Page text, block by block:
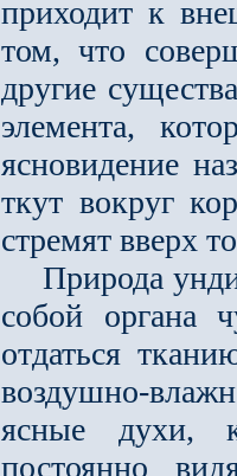
приходит к
том, что
другие
элемента,
ясновидение
ткут вокруг
стремят вверх
Природа
собой органа
отдаться
воздушно-
ясные духи,
постоянно